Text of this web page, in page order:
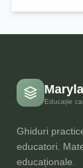
Educație
Ghiduri
educatori.
educaționale.